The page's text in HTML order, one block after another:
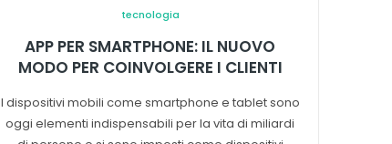
tecnologia
APP PER SMARTPHONE: IL NUOVO
MODO PER COINVOLGERE I CLIENTI
I dispositivi mobili come smartphone e tablet sono
oggi elementi indispensabili per la vita di miliardi